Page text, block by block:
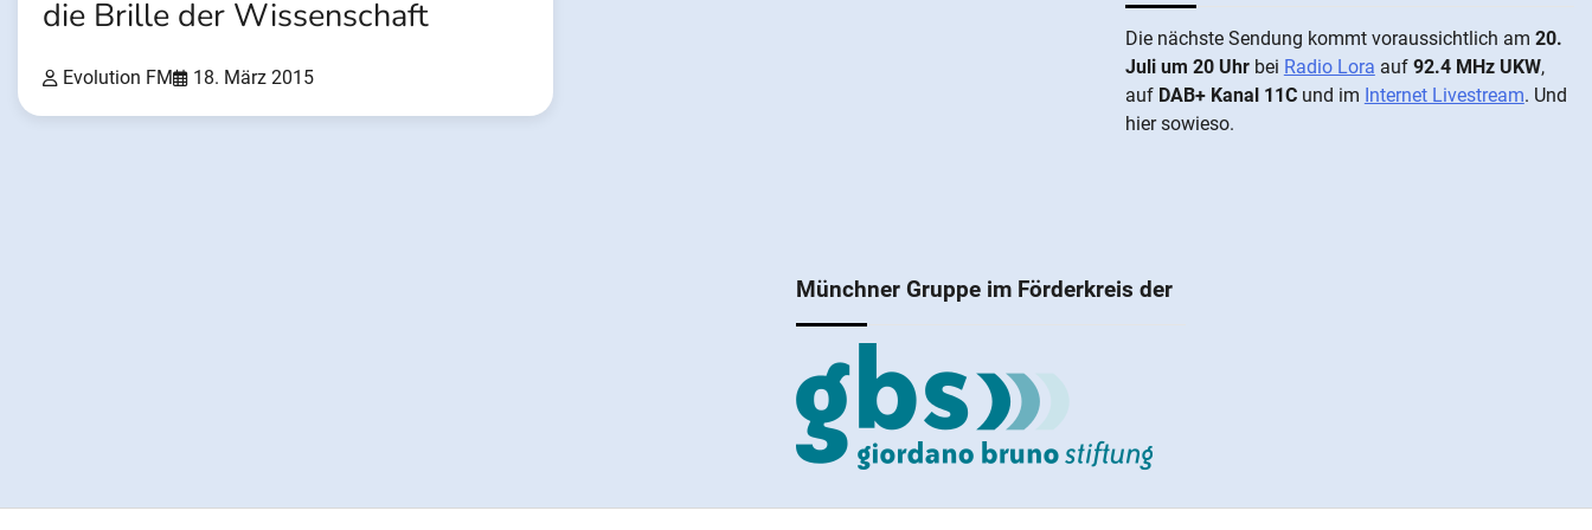
die Brille der Wissenschaft
Evolution FM 18. März 2015
Die näch­ste Sen­dung kommt vor­aus­sicht­lich am 20.
Juli um 20 Uhrbei Radio Lora auf 92.4 MHz UKW,
auf DAB+ Kanal 11Cund im Internet Livestream. Und
hier sowieso.
Münchner Gruppe im Förderkreis der